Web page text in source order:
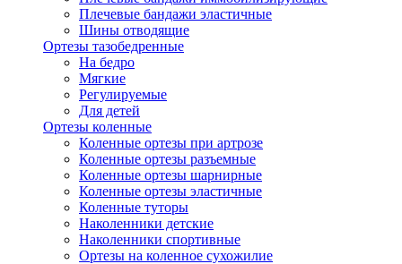
Плечевые бандажи эластичные
Шины отводящие
Ортезы тазобедренные
На бедро
Мягкие
Регулируемые
Для детей
Ортезы коленные
Коленные ортезы при артрозе
Коленные ортезы разъемные
Коленные ортезы шарнирные
Коленные ортезы эластичные
Коленные туторы
Наколенники детские
Наколенники спортивные
Ортезы на коленное сухожилие